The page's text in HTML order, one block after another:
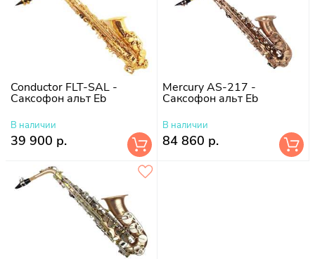
Conductor FLT-SAL -
Саксофон альт Eb
В наличии
39 900 р.
Mercury AS-217 -
Саксофон альт Eb
В наличии
84 860 р.